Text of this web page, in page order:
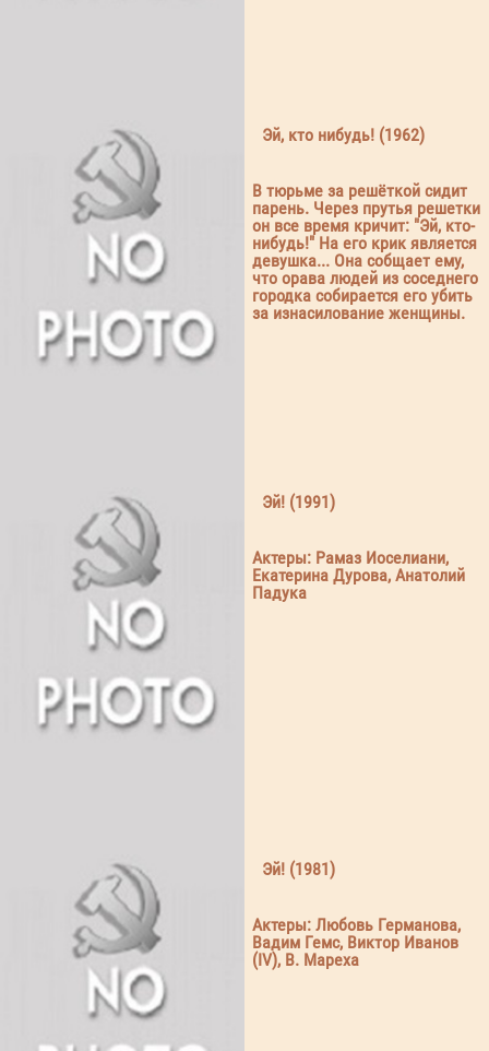
Эй, кто нибудь! (1962)
В тюрьме за решёткой сидит
парень. Через прутья решетки
он все время кричит: "Эй, кто-
нибудь!" На его крик является
девушка... Она собщает ему,
что орава людей из соседнего
городка собирается его убить
за изнасилование женщины.
Эй! (1991)
Актеры: Рамаз Иоселиани,
Екатерина Дурова, Анатолий
Падука
Эй! (1981)
Актеры: Любовь Германова,
Вадим Гемс, Виктор Иванов
(IV), В. Мареха